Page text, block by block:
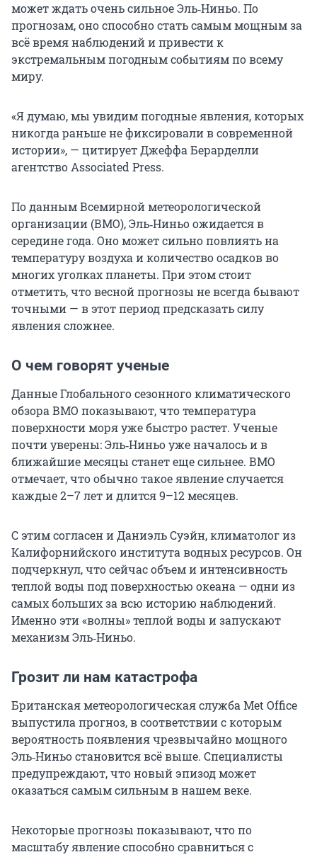
может ждать очень сильное Эль‑Ниньо. По
прогнозам, оно способно стать самым мощным за
всё время наблюдений и привести к
экстремальным погодным событиям по всему
миру.
«Я думаю, мы увидим погодные явления, которых
никогда раньше не фиксировали в современной
истории», — цитирует Джеффа Берарделли
агентство Associated Press.
По данным Всемирной метеорологической
организации (ВМО), Эль‑Ниньо ожидается в
середине года. Оно может сильно повлиять на
температуру воздуха и количество осадков во
многих уголках планеты. При этом стоит
отметить, что весной прогнозы не всегда бывают
точными — в этот период предсказать силу
явления сложнее.
О чем говорят ученые
Данные Глобального сезонного климатического
обзора ВМО показывают, что температура
поверхности моря уже быстро растет. Ученые
почти уверены: Эль‑Ниньо уже началось и в
ближайшие месяцы станет еще сильнее. ВМО
отмечает, что обычно такое явление случается
каждые 2–7 лет и длится 9–12 месяцев.
С этим согласен и Даниэль Суэйн, климатолог из
Калифорнийского института водных ресурсов. Он
подчеркнул, что сейчас объем и интенсивность
теплой воды под поверхностью океана — одни из
самых больших за всю историю наблюдений.
Именно эти «волны» теплой воды и запускают
механизм Эль‑Ниньо.
Грозит ли нам катастрофа
Британская метеорологическая служба Met Office
выпустила прогноз, в соответствии с которым
вероятность появления чрезвычайно мощного
Эль‑Ниньо становится всё выше. Специалисты
предупреждают, что новый эпизод может
оказаться самым сильным в нашем веке.
Некоторые прогнозы показывают, что по
масштабу явление способно сравниться с